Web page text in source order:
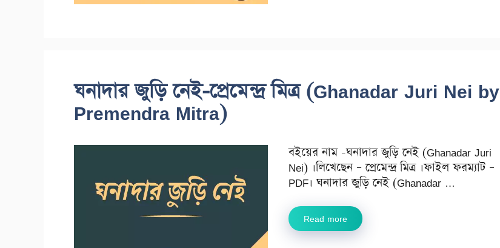
ঘনাদার জুড়ি নেই-প্রেমেন্দ্র মিত্র (Ghanadar Juri Nei by
Premendra Mitra)
বইয়ের নাম -ঘনাদার জুড়ি নেই (Ghanadar Juri
Nei) ।লিখেছেন – প্রেমেন্দ্র মিত্র ।ফাইল ফরম্যাট –
PDF। ঘনাদার জুড়ি নেই (Ghanadar …
Read more